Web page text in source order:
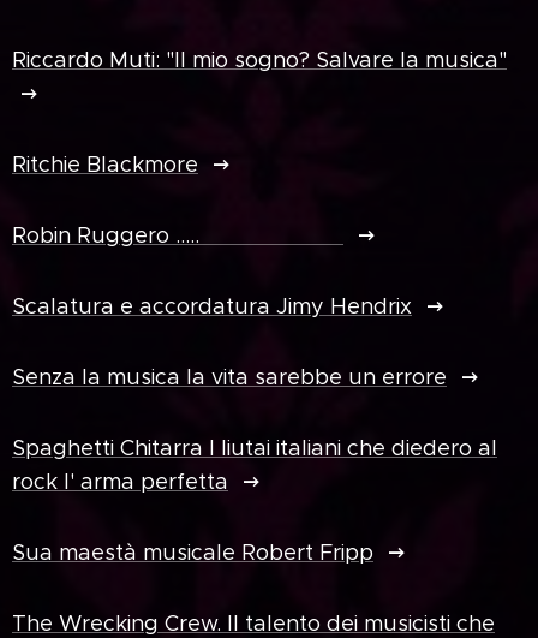
Riccardo Muti: "Il mio sogno? Salvare la musica"
Ritchie Blackmore
Robin Ruggero .....
Scalatura e accordatura Jimy Hendrix
Senza la musica la vita sarebbe un errore
Spaghetti Chitarra I liutai italiani che diedero al
rock l' arma perfetta
Sua maestà musicale Robert Fripp
The Wrecking Crew. Il talento dei musicisti che